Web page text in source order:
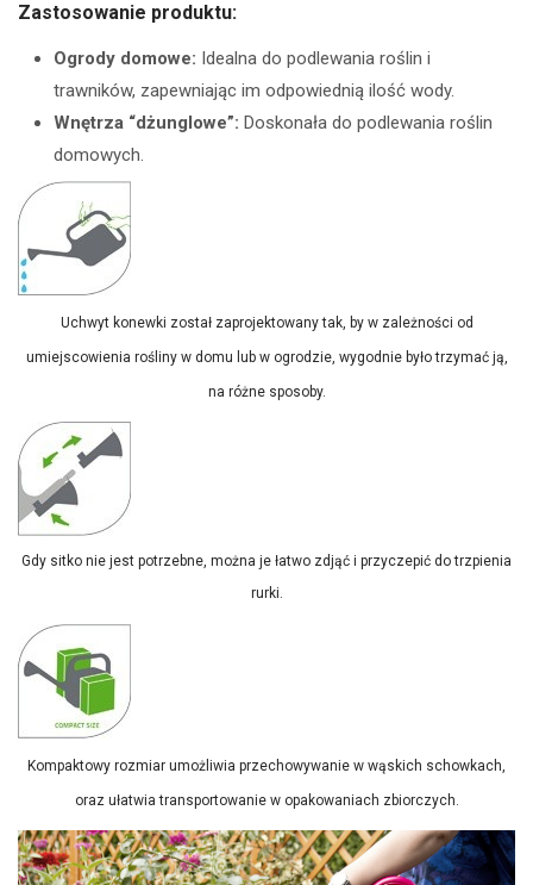
Zastosowanie produktu:
Ogrody domowe: Idealna do podlewania roślin i
trawników, zapewniając im odpowiednią ilość wody.
Wnętrza “dżunglowe”: Doskonała do podlewania roślin
domowych.
Uchwyt konewki został zaprojektowany tak, by w zależności od
umiejscowienia rośliny w domu lub w ogrodzie, wygodnie było trzymać ją,
na różne sposoby.
Gdy sitko nie jest potrzebne, można je łatwo zdjąć i przyczepić do trzpienia
rurki.
Kompaktowy rozmiar umożliwia przechowywanie w wąskich schowkach,
oraz ułatwia transportowanie w opakowaniach zbiorczych.